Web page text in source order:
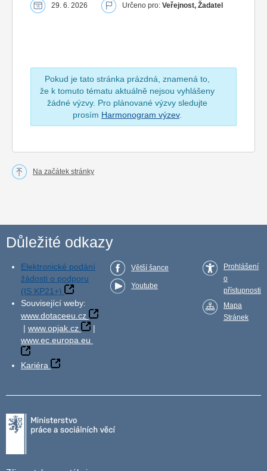
29. 6. 2026 Určeno pro: Veřejnost, Žadatel
Pokud je tato stránka prázdná, znamená to,
že k tomuto tématu aktuálně nejsou vyhlášeny
žádné výzvy. Pro plánované výzvy sledujte
prosím Harmonogram výzev.
Na začátek stránky
Důležité odkazy
Elektronické podání
žádosti o podporu
(IS KP21+)
Související weby:
www.dotaceeu.cz
| www.opjak.cz
|
www.ec.europa.eu
Kariéra
Větší šance
Youtube
Prohlášení
o
přístupnosti
Mapa
Stránek